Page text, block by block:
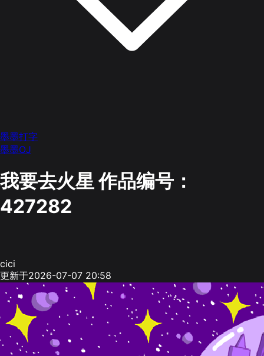
墨墨打字
墨墨OJ
我要去火星作品编号：
427282
cici
更新于2026-07-07 20:58